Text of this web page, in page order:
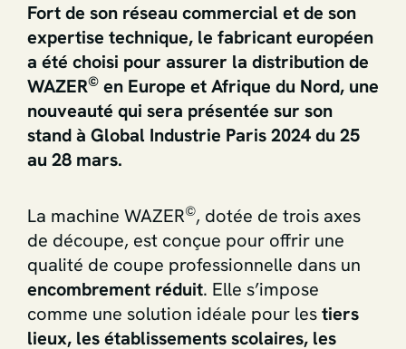
Fort de son réseau commercial et de son
expertise technique, le fabricant européen
a été choisi pour assurer la distribution de
WAZER© en Europe et Afrique du Nord, une
nouveauté qui sera présentée sur son
stand à Global Industrie Paris 2024 du 25
au 28 mars.
La machine WAZER©, dotée de trois axes
de découpe, est conçue pour offrir une
qualité de coupe professionnelle dans un
encombrement réduit. Elle s’impose
comme une solution idéale pour lestiers
lieux, les établissements scolaires, les